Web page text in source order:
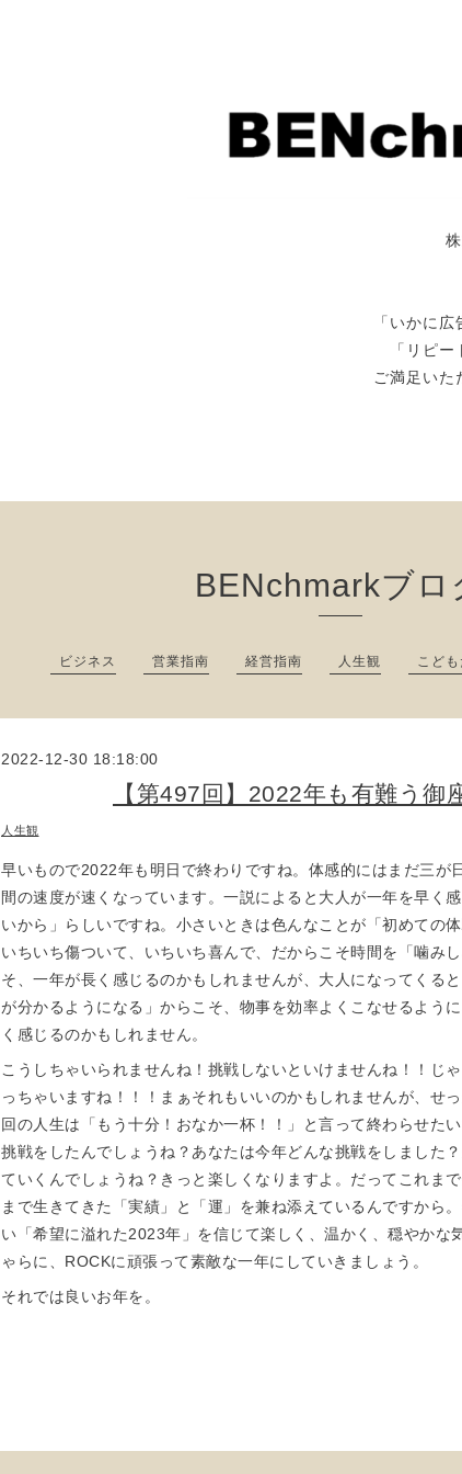
「いかに
「リピ
ご満足いた
BENchmarkブロ
ビジネス 営業指南 経営指南 人生観 こど
2022-12-30 18:18:00
【第497回】2022年も有難う御
人生観
早いもので2022年も明日で終わりですね。体感的にはまだ三が
間の速度が速くなっています。一説によると大人が一年を早く
いから」らしいですね。小さいときは色んなことが「初めての
いちいち傷ついて、いちいち喜んで、だからこそ時間を「噛み
そ、一年が長く感じるのかもしれませんが、大人になってくる
が分かるようになる」からこそ、物事を効率よくこなせるよう
く感じるのかもしれません。
こうしちゃいられませんね！挑戦しないといけませんね！！じ
っちゃいますね！！！まぁそれもいいのかもしれませんが、せ
回の人生は「もう十分！おなか一杯！！」と言って終わらせた
挑戦をしたんでしょうね？あなたは今年どんな挑戦をしました
ていくんでしょうね？きっと楽しくなりますよ。だってこれま
まで生きてきた「実績」と「運」を兼ね添えているんですから
い「希望に溢れた2023年」を信じて楽しく、温かく、穏やかな
ゃらに、ROCKに頑張って素敵な一年にしていきましょう。
それでは良いお年を。